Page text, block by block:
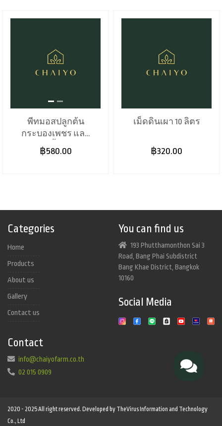
พีทมอสปลูกต้น
กระบองเพชร และ
พืชอวบน้ำ 70 ลิตร
฿580.00
เม็ดดินเผา 10 ลิตร
฿320.00
Categories
Home
Products
About us
Gallery
Contact us
You can find us
193 Phutthamonthon Sai 3
Road, Bang Phai Subdistrict
Bang Khae District, Bangkok
10160
Social Media
Contact
info@chaiyofarm.co.th
02 015 0909
2020 - 2025 All right reserved. Developed by TheVirus Information and Technology
Co., Ltd